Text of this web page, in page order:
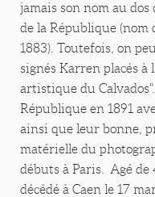
jamais son nom au
de la République (nom
1883). Toutefois, on
signés Karren placés à
artistique du
République en 1891
ainsi que leur bonne,
matérielle du
débuts à Paris. Agé de
décédé à Caen le 17